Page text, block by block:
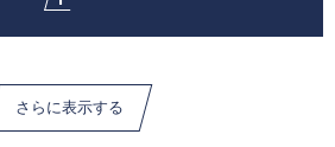
さらに表示する